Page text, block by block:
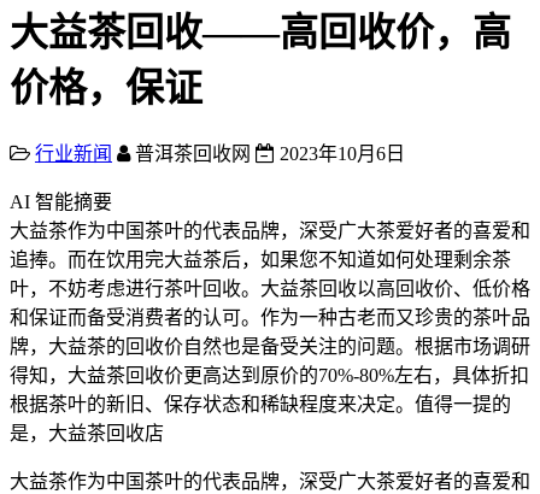
大益茶回收——高回收价，高
价格，保证
行业新闻 普洱茶回收网 2023年10月6日
AI 智能摘要
大益茶作为中国茶叶的代表品牌，深受广大茶爱好者的喜爱和
追捧。而在饮用完大益茶后，如果您不知道如何处理剩余茶
叶，不妨考虑进行茶叶回收。大益茶回收以高回收价、低价格
和保证而备受消费者的认可。作为一种古老而又珍贵的茶叶品
牌，大益茶的回收价自然也是备受关注的问题。根据市场调研
得知，大益茶回收价更高达到原价的70%-80%左右，具体折扣
根据茶叶的新旧、保存状态和稀缺程度来决定。值得一提的
是，大益茶回收店
大益茶作为中国茶叶的代表品牌，深受广大茶爱好者的喜爱和